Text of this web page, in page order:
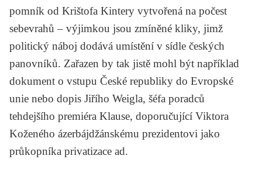
pomník od Krištofa Kintery vytvořená na počest
sebevrahů – výjimkou jsou zmíněné kliky, jimž
politický náboj dodává umístění v sídle českých
panovníků. Zařazen by tak jistě mohl být například
dokument o vstupu České republiky do Evropské
unie nebo dopis Jiřího Weigla, šéfa poradců
tehdejšího premiéra Klause, doporučující Viktora
Koženého ázerbájdžánskému prezidentovi jako
průkopníka privatizace ad.